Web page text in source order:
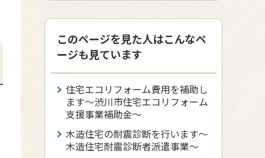
このページを見た人はこんなペ
ージも見ています
住宅エコリフォーム費用を補助し
ます～渋川市住宅エコリフォーム
支援事業補助金～
木造住宅の耐震診断を行います～
木造住宅耐震診断者派遣事業～